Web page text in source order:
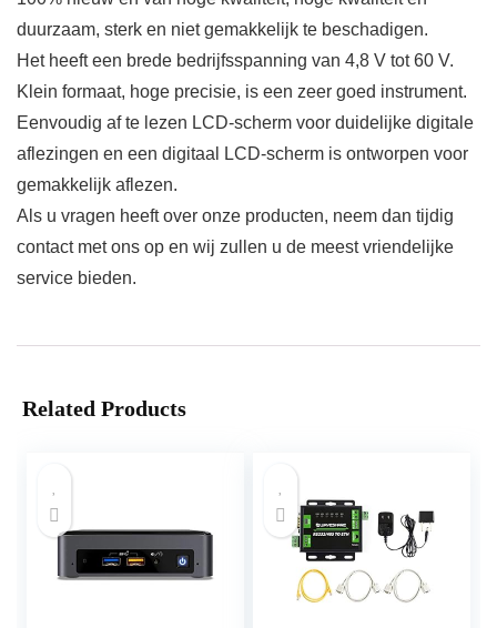
duurzaam, sterk en niet gemakkelijk te beschadigen.
Het heeft een brede bedrijfsspanning van 4,8 V tot 60 V.
Klein formaat, hoge precisie, is een zeer goed instrument.
Eenvoudig af te lezen LCD-scherm voor duidelijke digitale
aflezingen en een digitaal LCD-scherm is ontworpen voor
gemakkelijk aflezen.
Als u vragen heeft over onze producten, neem dan tijdig
contact met ons op en wij zullen u de meest vriendelijke
service bieden.
Related Products